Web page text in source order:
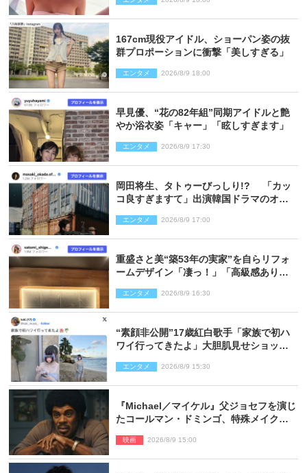
167cm現役アイドル、ショーパン姿の抜
群プロポーションに衝撃「美しすぎる」
エンタメ 2026/8/9 18:00
早見優、“花の82年組”同期アイドルと艶
やか浴衣姿「キャー」「眩しすぎます」
エンタメ 2026/8/9 17:30
岡田将生、タトゥーびっしり!? 「カッ
コ良すぎますて」出演韓国ドラマのオフ
エンタメ 2026/8/9 17:00
重盛さと美“築53年の実家”を自らリフォ
ームデザイン「凄っ！」「高級感ありま
エンタメ 2026/8/9 16:30
“素顔非公開”17歳紅白歌手「家族で初ハ
ワイ行ってきたよ」大胆肌見せショット
エンタメ 2026/8/9 15:30
『Michael／マイケル』父ジョセフを演じ
たコールマン・ドミンゴ、特殊メイクに2
映画 2026/8/9 15:00